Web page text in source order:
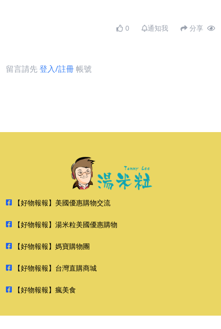
0 通知我 分享
留言請先登入/註冊帳號
【好物報報】美國優惠購物交流
【好物報報】湯米粒美國優惠購物
【好物報報】媽寶購物團
【好物報報】台灣直購商城
【好物報報】瘋美食